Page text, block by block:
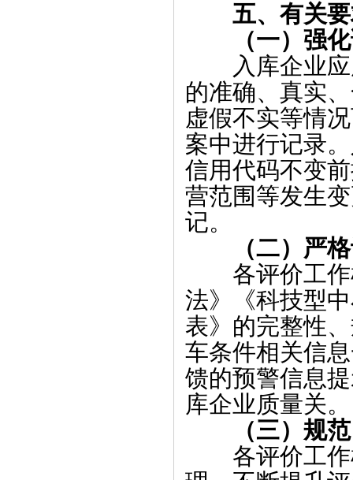
五、有关
（一）强
入库企业
的准确、真实
虚假不实等情
案中进行记录
信用代码不变
营范围等发生
记。
（二） 严格
各评价工
法》《科技型
表》的完整性
车条件相关信
馈的预警信息
库企业质量关。
（三） 规
各评价工